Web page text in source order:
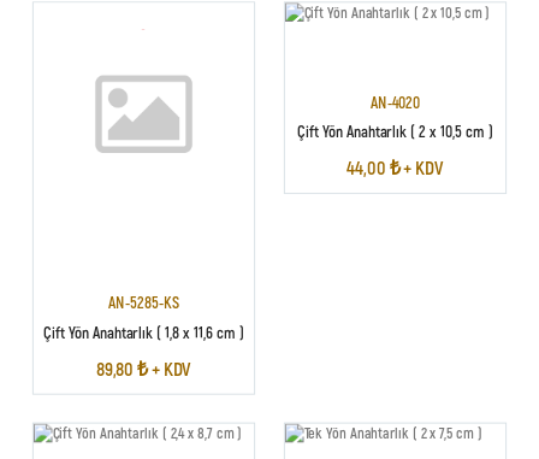
AN-5285-KS
Çift Yön Anahtarlık ( 1,8 x 11,6 cm )
89,80 ₺ + KDV
AN-4020
Çift Yön Anahtarlık ( 2 x 10,5 cm )
44,00 ₺ + KDV